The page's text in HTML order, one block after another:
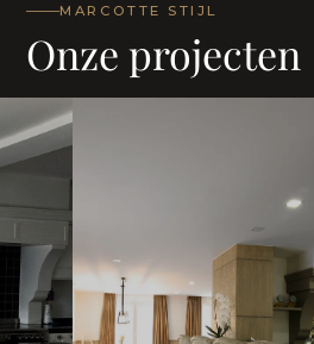
MARCOTTE STIJL
Onze projecten